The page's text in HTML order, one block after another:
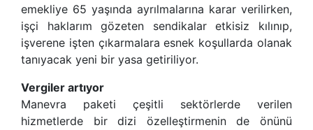
emekliye 65 yaşında ayrılmalarına karar verilirken,
işçi haklarım gözeten sendikalar etkisiz kılınıp,
işverene işten çıkarmalara esnek koşullarda olanak
tanıyacak yeni bir yasa getiriliyor.
Vergiler artıyor
Manevra paketi çeşitli sektörlerde verilen
hizmetlerde bir dizi özelleştirmenin de önünü